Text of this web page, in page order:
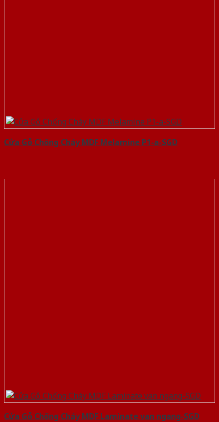
Cửa Gỗ Chống Cháy MDF Melamine P1-a-SGD
Cửa Gỗ Chống Cháy MDF Laminate van ngang-SGD